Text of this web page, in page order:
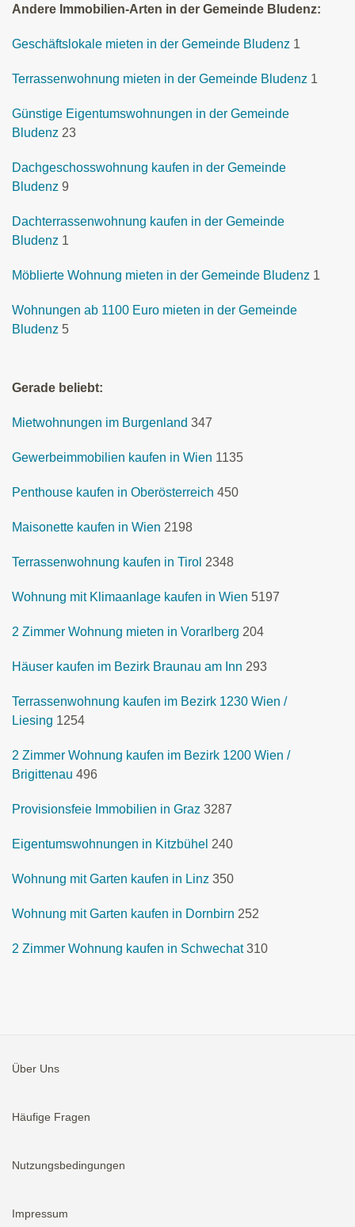
Andere Immobilien-Arten in der Gemeinde Bludenz:
Geschäftslokale mieten in der Gemeinde Bludenz 1
Terrassenwohnung mieten in der Gemeinde Bludenz 1
Günstige Eigentumswohnungen in der Gemeinde
Bludenz 23
Dachgeschosswohnung kaufen in der Gemeinde
Bludenz 9
Dachterrassenwohnung kaufen in der Gemeinde
Bludenz 1
Möblierte Wohnung mieten in der Gemeinde Bludenz 1
Wohnungen ab 1100 Euro mieten in der Gemeinde
Bludenz 5
Gerade beliebt:
Mietwohnungen im Burgenland 347
Gewerbeimmobilien kaufen in Wien 1135
Penthouse kaufen in Oberösterreich 450
Maisonette kaufen in Wien 2198
Terrassenwohnung kaufen in Tirol 2348
Wohnung mit Klimaanlage kaufen in Wien 5197
2 Zimmer Wohnung mieten in Vorarlberg 204
Häuser kaufen im Bezirk Braunau am Inn 293
Terrassenwohnung kaufen im Bezirk 1230 Wien /
Liesing 1254
2 Zimmer Wohnung kaufen im Bezirk 1200 Wien /
Brigittenau 496
Provisionsfeie Immobilien in Graz 3287
Eigentumswohnungen in Kitzbühel 240
Wohnung mit Garten kaufen in Linz 350
Wohnung mit Garten kaufen in Dornbirn 252
2 Zimmer Wohnung kaufen in Schwechat 310
Über Uns
Häufige Fragen
Nutzungsbedingungen
Impressum